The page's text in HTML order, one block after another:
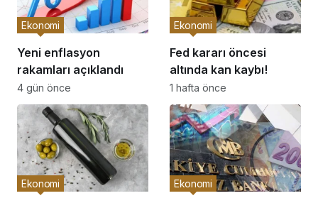
Yeni enflasyon
rakamları açıklandı
Ekonomi
4 gün önce
Fed kararı öncesi
altında kan kaybı!
Ekonomi
1 hafta önce
Ekonomi Ekonomi